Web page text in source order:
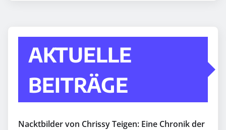
AKTUELLE
BEITRÄGE
Nacktbilder von Chrissy Teigen: Eine Chronik der